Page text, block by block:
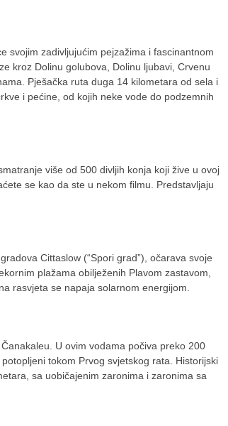
svojim zadivljujućim pejzažima i fascinantnom
kroz Dolinu golubova, Dolinu ljubavi, Crvenu
Pješačka ruta duga 14 kilometara od sela i
i pećine, od kojih neke vode do podzemnih
više od 500 divljih konja koji žive u ovoj
se kao da ste u nekom filmu. Predstavljaju
Cittaslow (“Spori grad”), očarava svoje
plažama obilježenih Plavom zastavom,
rasvjeta se napaja solarnom energijom.
U ovim vodama počiva preko 200
tokom Prvog svjetskog rata. Historijski
sa uobičajenim zaronima i zaronima sa